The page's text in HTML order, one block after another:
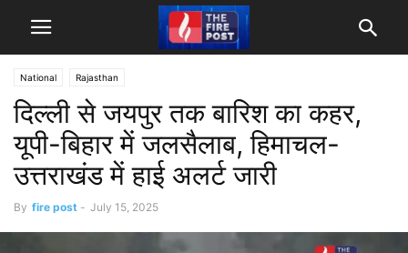
National Rajasthan
दिल्ली से जयपुर तक बारिश का कहर,
यूपी-बिहार में जलसैलाब, हिमाचल-
उत्तराखंड में हाई अलर्ट जारी
By fire post - July 15, 2025